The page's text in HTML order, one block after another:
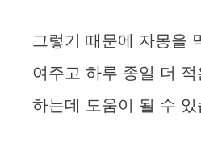
그렇기 때문에 자몽을
여주고 하루 종일 더
하는데 도움이 될 수 있